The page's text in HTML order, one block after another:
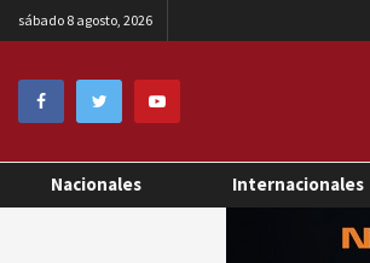
sábado 8 agosto, 2026
Nacionales Internacionales